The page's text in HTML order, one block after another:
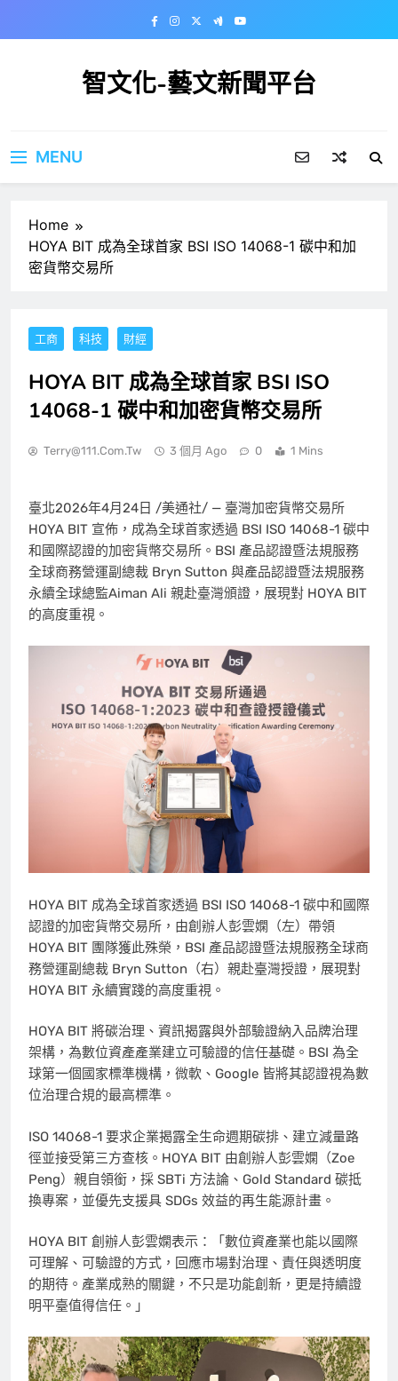
智文化-藝文新聞平台
MENU
Home
HOYA BIT 成為全球首家 BSI ISO 14068-1 碳中和加
密貨幣交易所
工商 科技 財經
HOYA BIT 成為全球首家 BSI ISO
14068-1 碳中和加密貨幣交易所
Terry@111.com.tw 3 個月 Ago 0 1 Mins
臺北2026年4月24日 /美通社/ — 臺灣加密貨幣交易所
HOYA BIT 宣佈，成為全球首家透過 BSI ISO 14068-1 碳中
和國際認證的加密貨幣交易所。BSI 產品認證暨法規服務
全球商務營運副總裁 Bryn Sutton 與產品認證暨法規服務
永續全球總監Aiman Ali 親赴臺灣頒證，展現對 HOYA BIT
的高度重視。
HOYA BIT 成為全球首家透過 BSI ISO 14068-1 碳中和國際
認證的加密貨幣交易所，由創辦人彭雲嫻（左）帶領
HOYA BIT 團隊獲此殊榮，BSI 產品認證暨法規服務全球商
務營運副總裁 Bryn Sutton（右）親赴臺灣授證，展現對
HOYA BIT 永續實踐的高度重視。
HOYA BIT 將碳治理、資訊揭露與外部驗證納入品牌治理
架構，為數位資產產業建立可驗證的信任基礎。BSI 為全
球第一個國家標準機構，微軟、Google 皆將其認證視為數
位治理合規的最高標準。
ISO 14068-1 要求企業揭露全生命週期碳排、建立減量路
徑並接受第三方查核。HOYA BIT 由創 辦人彭雲嫻（Zoe
Peng）親自領銜，採 SBTi 方法論、Gold Standard 碳抵
換專案，並優先支援具 SDGs 效益的再生能源計畫。
HOYA BIT 創辦人彭雲嫻表示：「數位資產業也能以國際
可理解、可驗證的方式，回應市場對治理、責任與透明度
的期待。產業成熟的關鍵，不只是功能創新，更是持續證
明平臺值得信任。」